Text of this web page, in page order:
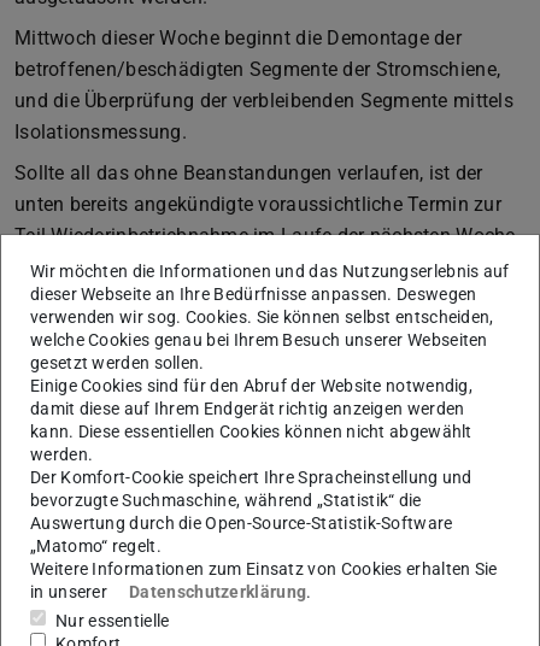
Mittwoch dieser Woche beginnt die Demontage der
betroffenen/beschädigten Segmente der Stromschiene,
und die Überprüfung der verbleibenden Segmente mittels
Isolationsmessung.
Sollte all das ohne Beanstandungen verlaufen, ist der
unten bereits angekündigte voraussichtliche Termin zur
Teil-Wiederinbetriebnahme im Laufe der nächsten Woche
weiterhin zu halten.
Update 2025-04-01
Wir planen den nächstentemporärenCluster-Datenzugriff
am2. 4. und8. 4. ungefähr von 9 bis 16 Uhr
ermöglichen. An diesen Tagen werden die Loginknoten
lcluster1.hrz.tu-darmstadt.de
lcluster2.hrz.tu-darmstadt.de
lcluster13.hrz.tu-darmstadt.de
lcluster14.hrz.tu-darmstadt.de
verfügbar sein.
Zugriff besteht nur zum Kopieren/Sichern von Dateien
(Daten und/oder Code). Rechenjobs können weder
Wir möchten die Informationen und das Nutzungserlebnis auf
dieser Webseite an Ihre Bedürfnisse anpassen. Deswegen
verwenden wir sog. Cookies. Sie können selbst entscheiden,
welche Cookies genau bei Ihrem Besuch unserer Webseiten
gesetzt werden sollen.
Einige Cookies sind für den Abruf der Website notwendig,
damit diese auf Ihrem Endgerät richtig anzeigen werden
kann. Diese essentiellen Cookies können nicht abgewählt
werden.
Der Komfort-Cookie speichert Ihre Spracheinstellung und
bevorzugte Suchmaschine, während „Statistik“ die
Auswertung durch die Open-Source-Statistik-Software
„Matomo“ regelt.
Weitere Informationen zum Einsatz von Cookies erhalten Sie
in unserer
Datenschutzerklärung.
Nur essentielle